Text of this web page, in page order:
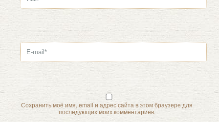
Сохранить моё имя, email и адрес сайта в этом браузере для
последующих моих комментариев.